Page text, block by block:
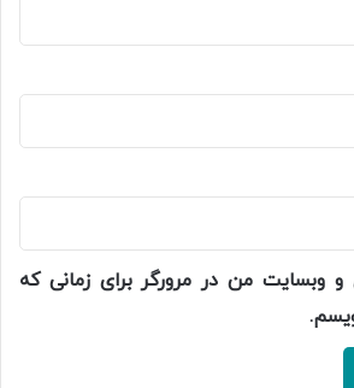
و وبسایت من در مرورگر برای زمانی که